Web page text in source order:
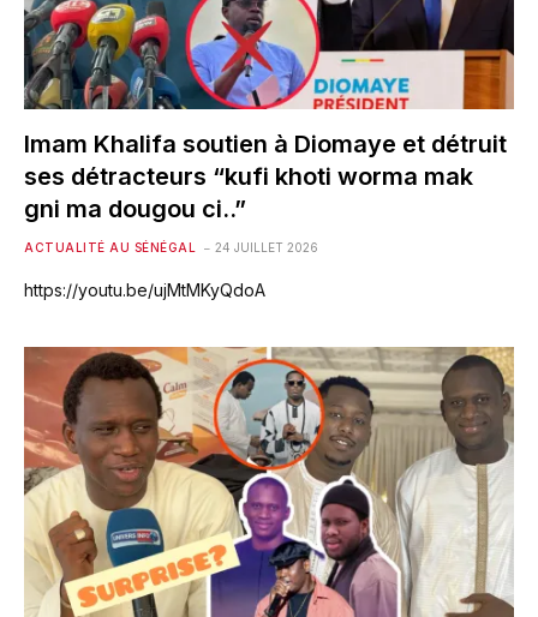
Imam Khalifa soutien à Diomaye et détruit
ses détracteurs “kufi khoti worma mak
gni ma dougou ci..”
ACTUALITÉ AU SÉNÉGAL 24 JUILLET 2026
https://youtu.be/ujMtMKyQdoA